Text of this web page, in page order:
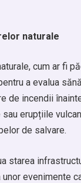
naturale
cum ar fi
a evalua
de incendii
erupțiile
de salvare.
starea
evenimente